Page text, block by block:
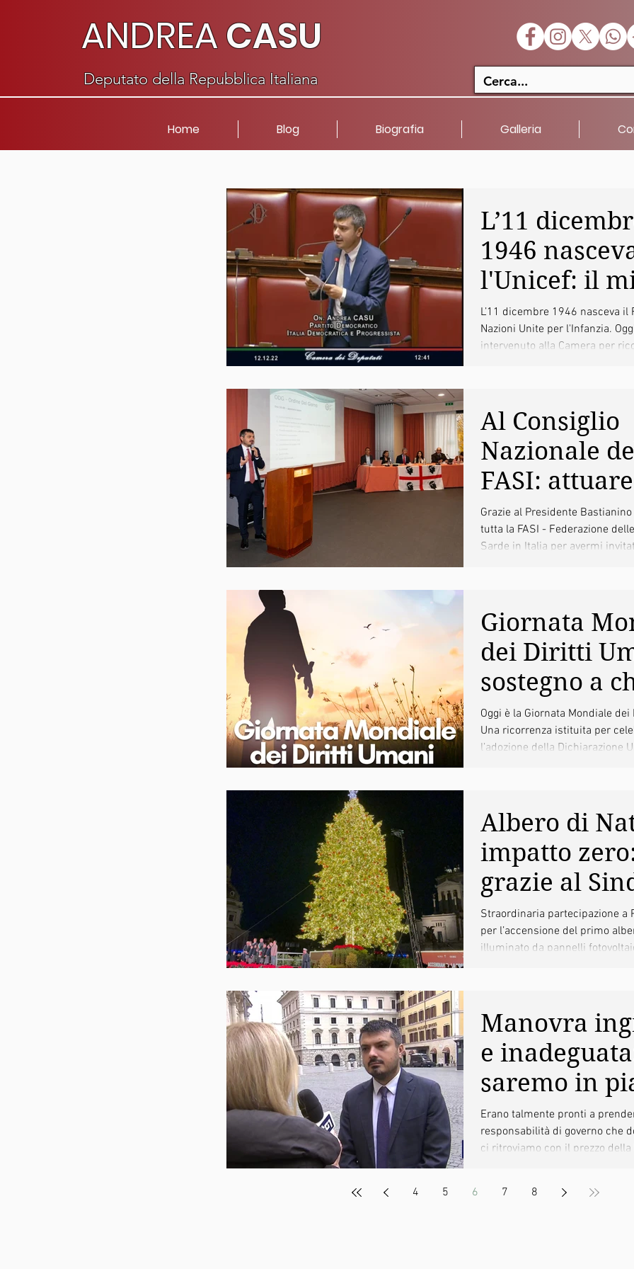
ANDREACASU
Deputato della Repubblica Italiana
Home Blog Biografia Galleria
L’11
1946
l'Unicef: il
intervento in
Parlamento
L’11 dicembre 1946 nasceva il
Nazioni Unite per l'Infanzia.
intervenuto alla Camera per
Al Consiglio
Nazionale
FASI:
119 per
continuità
Grazie al Presidente Bastianino
tutta la FASI - Federazione
Sarde in Italia per avermi
Giornata
dei Diritti
sostegno a
giorno si
diritti e
Oggi è la Giornata Mondiale
Una ricorrenza istituita per
l’adozione della Dichiarazione
Albero di
impatto
grazie al
Gualtieri
sceglie la
Straordinaria partecipazione a
per l’accensione del primo
illuminato da pannelli
Manovra
e
saremo in
per
sanità
Erano talmente pronti a
responsabilità di governo che
ci ritroviamo con il prezzo della
4
5 6 7 8